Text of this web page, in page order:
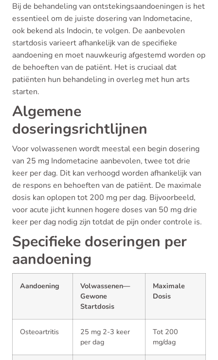
Bij de behandeling van ontstekingsaandoeningen is het
essentieel om de juiste dosering van Indometacine,
ook bekend als Indocin, te volgen. De aanbevolen
startdosis varieert afhankelijk van de specifieke
aandoening en moet nauwkeurig afgestemd worden op
de behoeften van de patiënt. Het is cruciaal dat
patiënten hun behandeling in overleg met hun arts
starten.
Algemene
doseringsrichtlijnen
Voor volwassenen wordt meestal een begin dosering
van 25 mg Indometacine aanbevolen, twee tot drie
keer per dag. Dit kan verhoogd worden afhankelijk van
de respons en behoeften van de patiënt. De maximale
dosis kan oplopen tot 200 mg per dag. Bijvoorbeeld,
voor acute jicht kunnen hogere doses van 50 mg drie
keer per dag nodig zijn totdat de pijn onder controle is.
Specifieke doseringen per
aandoening
Aandoening
Volwassenen—
Gewone
Startdosis
Maximale
Dosis
Osteoartritis
25 mg 2-3 keer
per dag
Tot 200
mg/dag